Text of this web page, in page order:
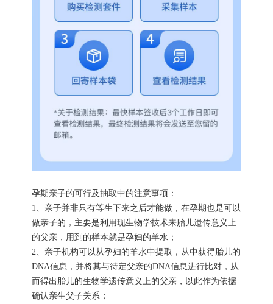
孕期亲子的可行及抽取中的注意事项：
1、亲子并非只有等生下来之后才能做，在孕期也是可以
做亲子的，主要是利用现生物学技术来胎儿遗传意义上
的父亲，用到的样本就是孕妇的羊水；
2、亲子机构可以从孕妇的羊水中提取，从中获得胎儿的
DNA信息，并将其与待定父亲的DNA信息进行比对，从
而得出胎儿的生物学遗传意义上的父亲，以此作为依据
确认亲生父子关系；